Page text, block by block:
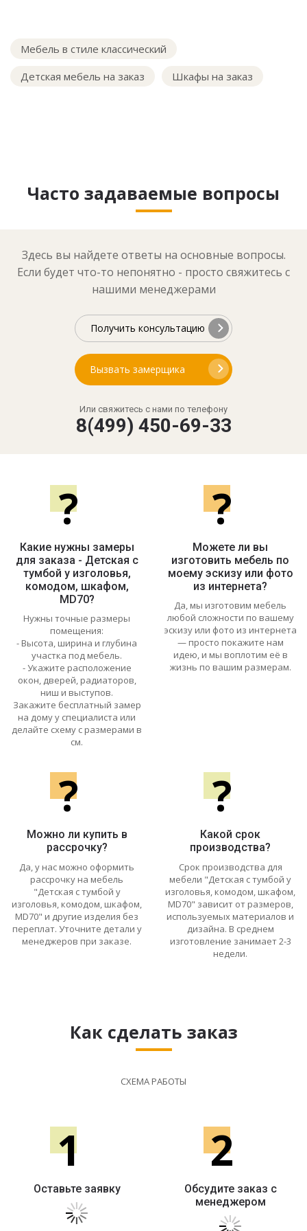
Мебель в стиле классический
Детская мебель на заказ
Шкафы на заказ
Часто задаваемые вопросы
Здесь вы найдете ответы на основные вопросы.
Если будет что-то непонятно - просто свяжитесь с
нашими менеджерами
Получить консультацию
Вызвать замерщика
Или свяжитесь с нами по телефону
8(499) 450-69-33
?
Какие нужны замеры
для заказа - Детская с
тумбой у изголовья,
комодом, шкафом,
MD70?
Нужны точные размеры
помещения:
- Высота, ширина и глубина
участка под мебель.
- Укажите расположение
окон, дверей, радиаторов,
ниш и выступов.
Закажите бесплатный замер
на дому у специалиста или
делайте схему с размерами в
см.
?
Можете ли вы
изготовить мебель по
моему эскизу или фото
из интернета?
Да, мы изготовим мебель
любой сложности по вашему
эскизу или фото из интернета
— просто покажите нам
идею, и мы воплотим её в
жизнь по вашим размерам.
?
Можно ли купить в
рассрочку?
Да, у нас можно оформить
рассрочку на мебель
"Детская с тумбой у
изголовья, комодом, шкафом,
MD70" и другие изделия без
переплат. Уточните детали у
менеджеров при заказе.
?
Какой срок
производства?
Срок производства для
мебели "Детская с тумбой у
изголовья, комодом, шкафом,
MD70" зависит от размеров,
используемых материалов и
дизайна. В среднем
изготовление занимает 2-3
недели.
Как сделать заказ
СХЕМА РАБОТЫ
1
Оставьте заявку
2
Обсудите заказ с
менеджером